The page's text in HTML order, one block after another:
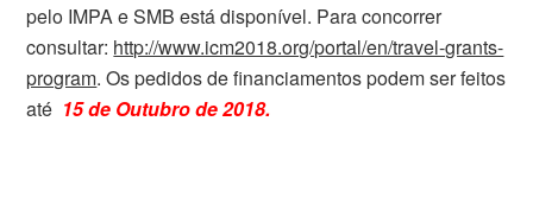
pelo IMPA e SMB está disponível. Para concorrer
consultar: http://www.icm2018.org/portal/en/travel-grants-
program. Os pedidos de financiamentos podem ser feitos
até 15 de Outubro de 2018.